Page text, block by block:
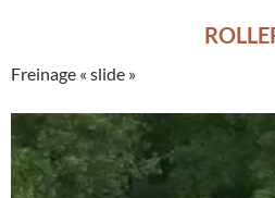
Freinage « slide »
Lecteur
vidéo